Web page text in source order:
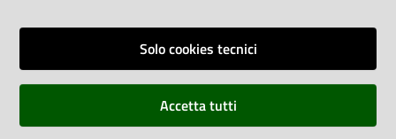
Fatturazione Elettronica
Richiesta Patrocinio
Solo cookies tecnici
Accetta tutti